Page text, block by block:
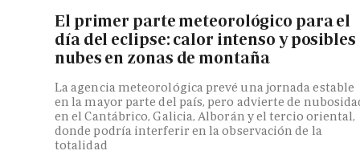
El primer parte meteorológico para el
día del eclipse: calor intenso y posibles
nubes en zonas de montaña
La agencia meteorológica prevé una jornada estable
en la mayor parte del país, pero advierte de
en el Cantábrico, Galicia, Alborán y el tercio oriental,
donde podría interferir en la observación de la
totalidad